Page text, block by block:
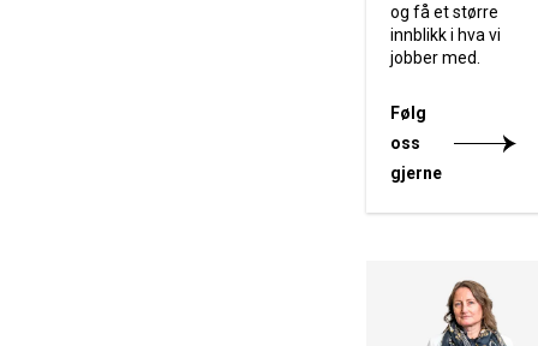
og få et større
innblikk i hva vi
jobber med.
Følg
oss
gjerne